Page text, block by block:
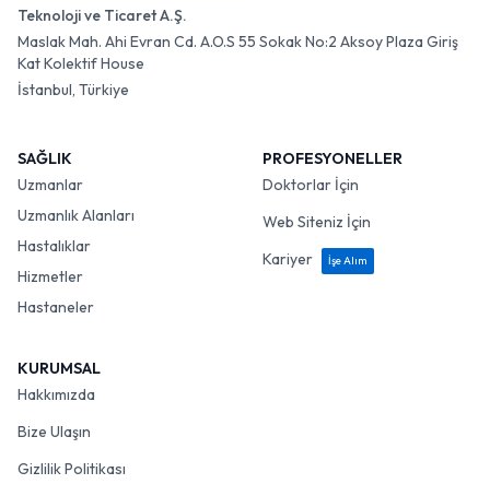
Teknoloji ve Ticaret A.Ş.
Maslak Mah. Ahi Evran Cd. A.O.S 55 Sokak No:2 Aksoy Plaza Giriş
Kat Kolektif House
İstanbul, Türkiye
SAĞLIK
Uzmanlar
Uzmanlık Alanları
Hastalıklar
Hizmetler
Hastaneler
PROFESYONELLER
Doktorlar İçin
Web Siteniz İçin
Kariyer
İşe Alım
KURUMSAL
Hakkımızda
Bize Ulaşın
Gizlilik Politikası